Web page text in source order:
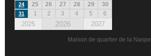
24 25 26 27 28 29 30
31 1 2 3 4 5 6
2025 2026 2027
Maison de quartier de la Naspe